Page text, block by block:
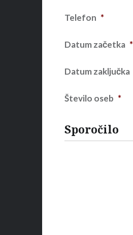
Telefon *
Datum začetka *
Datum zaključka
Število oseb *
Sporočilo